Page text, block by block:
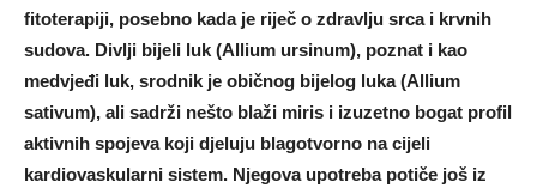
fitoterapiji, posebno kada je riječ o zdravlju srca i krvnih
sudova. Divlji bijeli luk (Allium ursinum), poznat i kao
medvjeđi luk, srodnik je običnog bijelog luka (Allium
sativum), ali sadrži nešto blaži miris i izuzetno bogat profil
aktivnih spojeva koji djeluju blagotvorno na cijeli
kardiovaskularni sistem. Njegova upotreba potiče još iz